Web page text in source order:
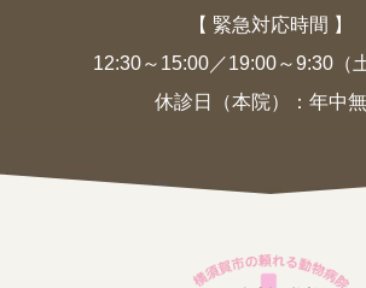
【 緊急対応時間 】
12:30～15:00／19:00～9:30（
休診日（本院）：年中